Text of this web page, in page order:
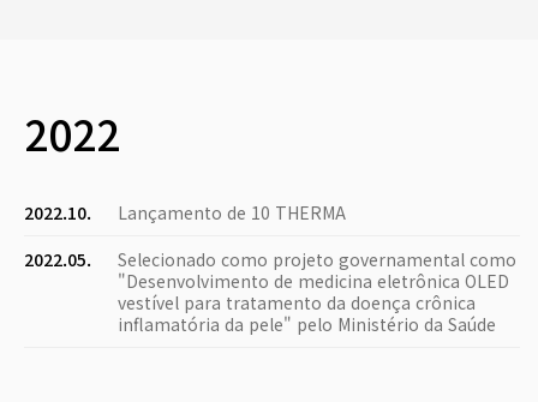
2022
2022.10.
Lançamento de 10 THERMA
2022.05.
Selecionado como projeto governamental como
"Desenvolvimento de medicina eletrônica OLED
vestível para tratamento da doença crônica
inflamatória da pele" pelo Ministério da Saúde